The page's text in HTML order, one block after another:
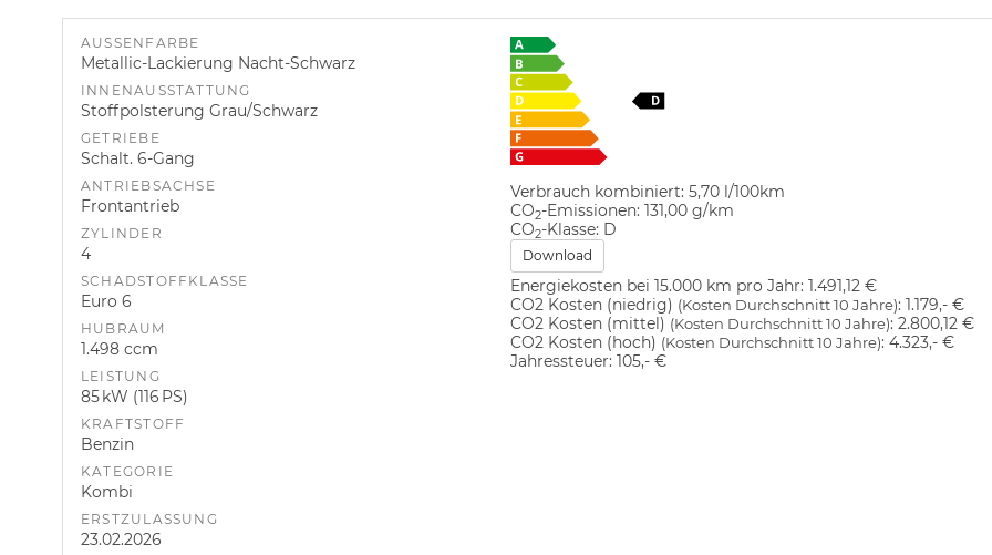
AUSSENFARBE
Metallic-Lackierung Nacht-Schwarz
INNENAUSSTATTUNG
Stoffpolsterung Grau/Schwarz
GETRIEBE
Schalt. 6-Gang
ANTRIEBSACHSE
Frontantrieb
ZYLINDER
4
SCHADSTOFFKLASSE
Euro 6
HUBRAUM
1.498 ccm
LEISTUNG
85 kW (116 PS)
KRAFTSTOFF
Benzin
KATEGORIE
Kombi
ERSTZULASSUNG
23.02.2026
Verbrauch kombiniert: 5,70 l/100km
CO2-Emissionen: 131,00 g/km
CO2-Klasse: D
Download
Energiekosten bei 15.000 km pro Jahr: 1.491,12 €
CO2 Kosten (niedrig) (Kosten Durchschnitt 10 Jahre): 1.179,- €
CO2 Kosten (mittel) (Kosten Durchschnitt 10 Jahre): 2.800,12 €
CO2 Kosten (hoch) (Kosten Durchschnitt 10 Jahre): 4.323,- €
Jahressteuer: 105,- €